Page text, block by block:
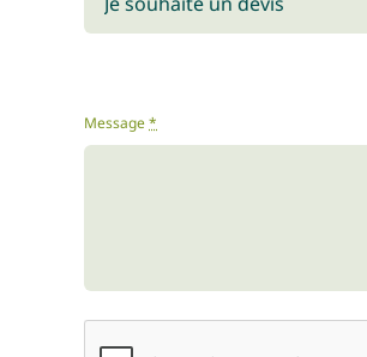
Message*